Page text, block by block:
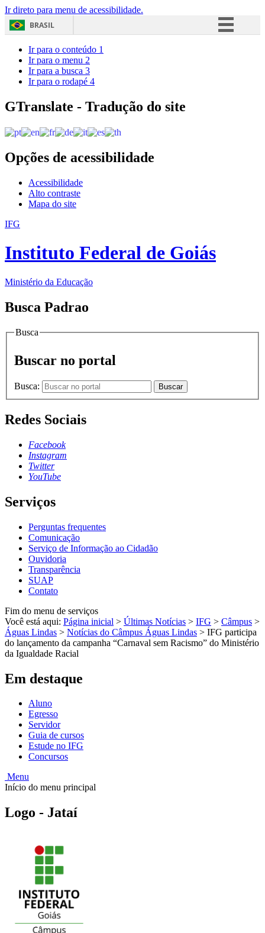
Ir direto para menu de acessibilidade.
BRASIL
Acesso à informação
Ir para o conteúdo 1
Ir para o menu 2
Ir para a busca 3
Ir para o rodapé 4
GTranslate - Tradução do site
Opções de acessibilidade
Acessibilidade
Alto contraste
Mapa do site
IFG
Instituto Federal de Goiás
Ministério da Educação
Busca Padrao
Busca
Buscar no portal
Busca: Buscar
Redes Sociais
Facebook
Instagram
Twitter
YouTube
Serviços
Perguntas frequentes
Comunicação
Serviço de Informação ao Cidadão
Ouvidoria
Transparência
SUAP
Contato
Fim do menu de serviços
Você está aqui: Página inicial > Últimas Notícias > IFG > Câmpus >
Águas Lindas > Notícias do Câmpus Águas Lindas > IFG participa
do lançamento da campanha “Carnaval sem Racismo” do Ministério
da Igualdade Racial
Em destaque
Aluno
Egresso
Servidor
Guia de cursos
Estude no IFG
Concursos
Menu
Início do menu principal
Logo - Jataí